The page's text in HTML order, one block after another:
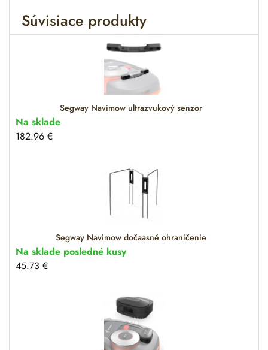
n
a
Súvisiace produkty
Segway Navimow ultrazvukový senzor
Na sklade
182.96 €
Segway Navimow dočaasné ohraničenie
Na sklade posledné kusy
45.73 €